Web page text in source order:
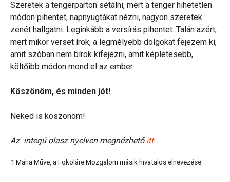
Szeretek a tengerparton sétálni, mert a tenger hihetetlen
módon pihentet, napnyugtákat nézni, nagyon szeretek
zenét hallgatni. Leginkább a versírás pihentet. Talán azért,
mert mikor verset írok, a legmélyebb dolgokat fejezem ki,
amit szóban nem bírok kifejezni, amit képletesebb,
költőibb módon mond el az ember.
Köszönöm, és minden jót!
Neked is köszönöm!
Az interjú olasz nyelven megnézhetőitt.
1 Mária Műve, a Fokoláre Mozgalom másik hivatalos elnevezése.